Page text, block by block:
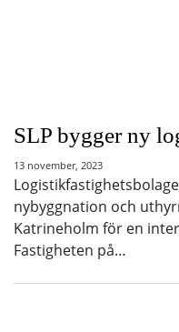
SLP bygger ny
13 november, 2023
nybyggnation och
Katrineholm för en
Fastigheten på…